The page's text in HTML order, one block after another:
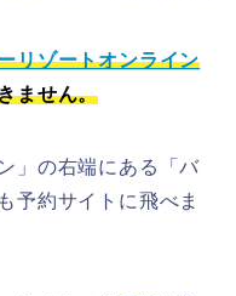
リゾートオンライン
ません。
」の右端にある「バ
予約サイトに飛べま